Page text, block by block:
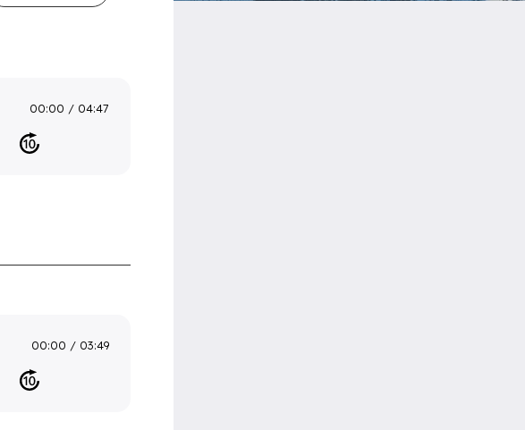
00:00 04:47
00:00 03:49